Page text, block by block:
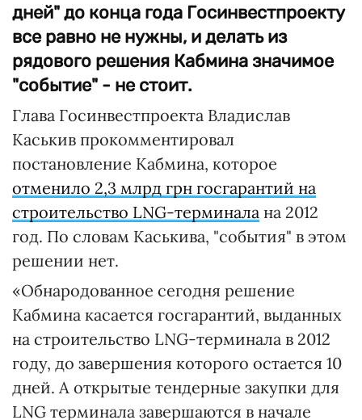
дней" до конца года Госинвестпроекту
все равно не нужны, и делать из
рядового решения Кабмина значимое
"событие" - не стоит.
Глава Госинвестпроекта Владислав
Каськив прокомментировал
постановление Кабмина, которое
отменило 2,3 млрд грн госгарантий на
строительство LNG-терминала на 2012
год. По словам Каськива, "события" в этом
решении нет.
«Обнародованное сегодня решение
Кабмина касается госгарантий, выданных
на строительство LNG-терминала в 2012
году, до завершения которого остается 10
дней. А открытые тендерные закупки для
LNG терминала завершаются в начале